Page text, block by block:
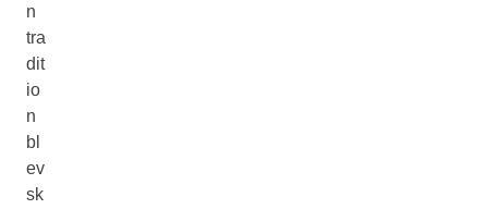
n
tra
dit
io
n
bl
ev
sk